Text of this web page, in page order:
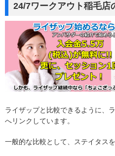
24/7ワークアウト稲毛店
ライザップと比較できるように、
へリンクしています。
一般的な比較として、ステイタス